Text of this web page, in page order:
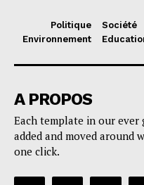
Politique Société
Environnement
A PROPOS
Each template in our ever
added and moved
one click.